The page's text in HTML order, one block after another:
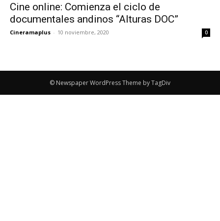
Cine online: Comienza el ciclo de
documentales andinos “Alturas DOC”
Cineramaplus - 10 noviembre, 2020 0
© Newspaper WordPress Theme by TagDiv